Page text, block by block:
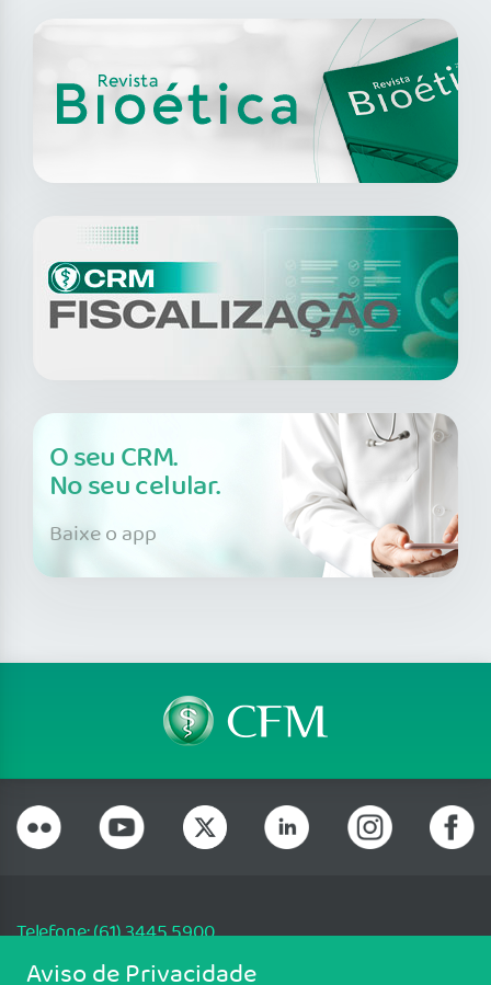
O seu CRM.
No seu celular.
Baixe o app
Telefone: (61) 3445 5900
Email: cfm@portalmedico.org.br
Aviso de Privacidade